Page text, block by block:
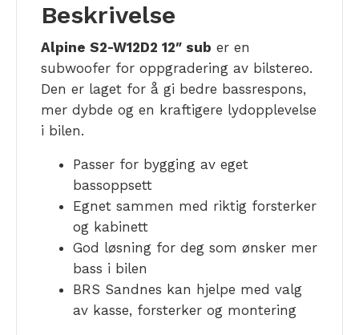
Beskrivelse
Alpine S2-W12D2 12″ sub er en
subwoofer for oppgradering av bilstereo.
Den er laget for å gi bedre bassrespons,
mer dybde og en kraftigere lydopplevelse
i bilen.
Passer for bygging av eget
bassoppsett
Egnet sammen med riktig forsterker
og kabinett
God løsning for deg som ønsker mer
bass i bilen
BRS Sandnes kan hjelpe med valg
av kasse, forsterker og montering